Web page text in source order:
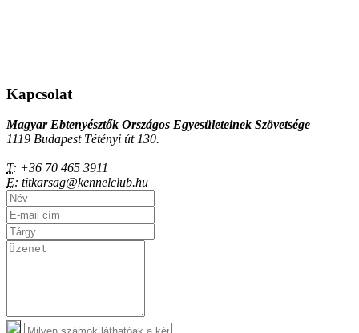
Kapcsolat
Magyar Ebtenyésztők Országos Egyesületeinek Szövetsége
1119 Budapest Tétényi út 130.
T: +36 70 465 3911
E: titkarsag@kennelclub.hu